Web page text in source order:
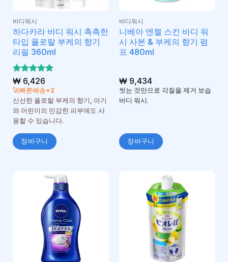
바디워시
하다카라 바디 워시 촉촉한
타입 플로랄 부케의 향기
리필 360ml
5 중에서
5로 평가
됨
₩6,426
🚀빠른배송+2
신선한 플로랄 부케의 향기, 아기
와 어린이의 민감한 피부에도 사
용할 수 있습니다.
장바구니
바디워시
니베아 엔젤 스킨 바디 워
시 사본 & 부케의 향기 펌
프 480ml
₩9,434
씻는 것만으로 각질을 제거 보습
바디 워시.
장바구니